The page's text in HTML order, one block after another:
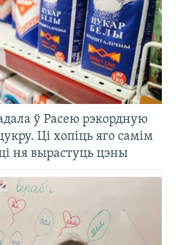
ў Расею рэкордную
Ці хопіць яго самім
ня вырастуць цэны